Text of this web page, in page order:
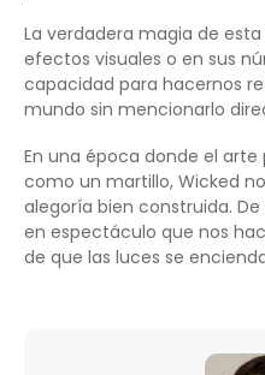
La verdadera magia de
efectos visuales o en sus
capacidad para hacernos
mundo sin mencionarlo
En una época donde el
como un martillo, Wicked
alegoría bien construida.
en espectáculo que nos
de que las luces se